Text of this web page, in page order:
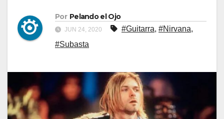
Por Pelando el Ojo
JUN 24, 2020 #Guitarra, #Nirvana,
#Subasta